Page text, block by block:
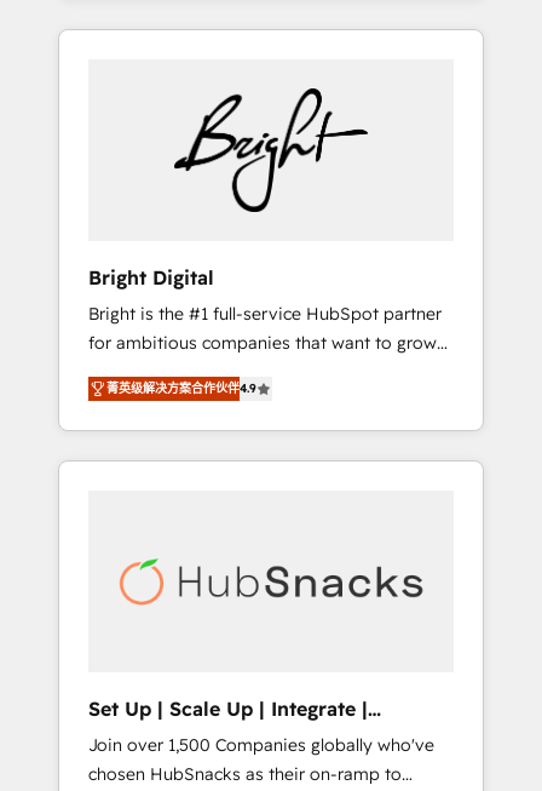
are woman-owned, powered by coffee, and
Impact Award 🏆2022 Technical Expertise
Impact Award 🏆2022 Platform Migration
Excellence Impact Award 🏆2020 Elite
Solutions Partner 🏆2019 Integrations
Website Design HubSpot Impact Award 🏆
2017 Website Design HubSpot Impact Award
🏆2016 Growth-Driven Design Agency of the
Year 🏆2016 Sales Enablement HubSpot
Impact Award 🏆2015 Growth-Driven Design
Agency of the Year 🏆2015 Became the 5th
Agency to reach Diamond 🏆2014 HubSpot
Became a HubSpot Partner 📆Founded in
Bright Digital
Bright is the #1 full-service HubSpot partner
for ambitious companies that want to grow
smarter. From HubSpot onboarding, to
training, from developing a new website to
lead generation and digital marketing; we do
it all (and with great results)! In short, our
modules, integrations - Marketing & sales
solutions: digital marketing, advertising,
people, exciting ideas and can-do mentality,
we ensure revenue growth on a daily basis.
So tell us your challenge; our passionate and
菁英级解决方案合作伙伴4.9
Set Up | Scale Up | Integrate |
HubSnacks FlexPlan
Join over 1,500 Companies globally who've
chosen HubSnacks as their on-ramp to